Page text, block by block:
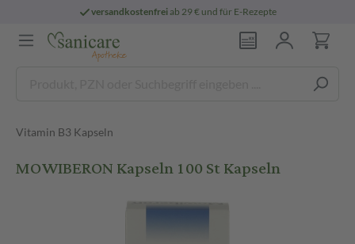
versandkostenfreiab 29 € und für E-Rezepte
Vitamin B3 Kapseln
MOWIBERON Kapseln 100 St Kapseln